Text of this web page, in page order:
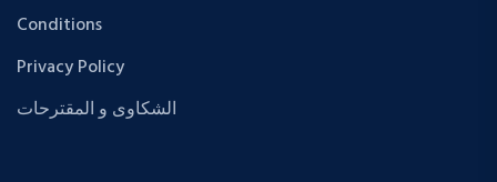
Conditions
Privacy Policy
الشكاوى و المقترحات